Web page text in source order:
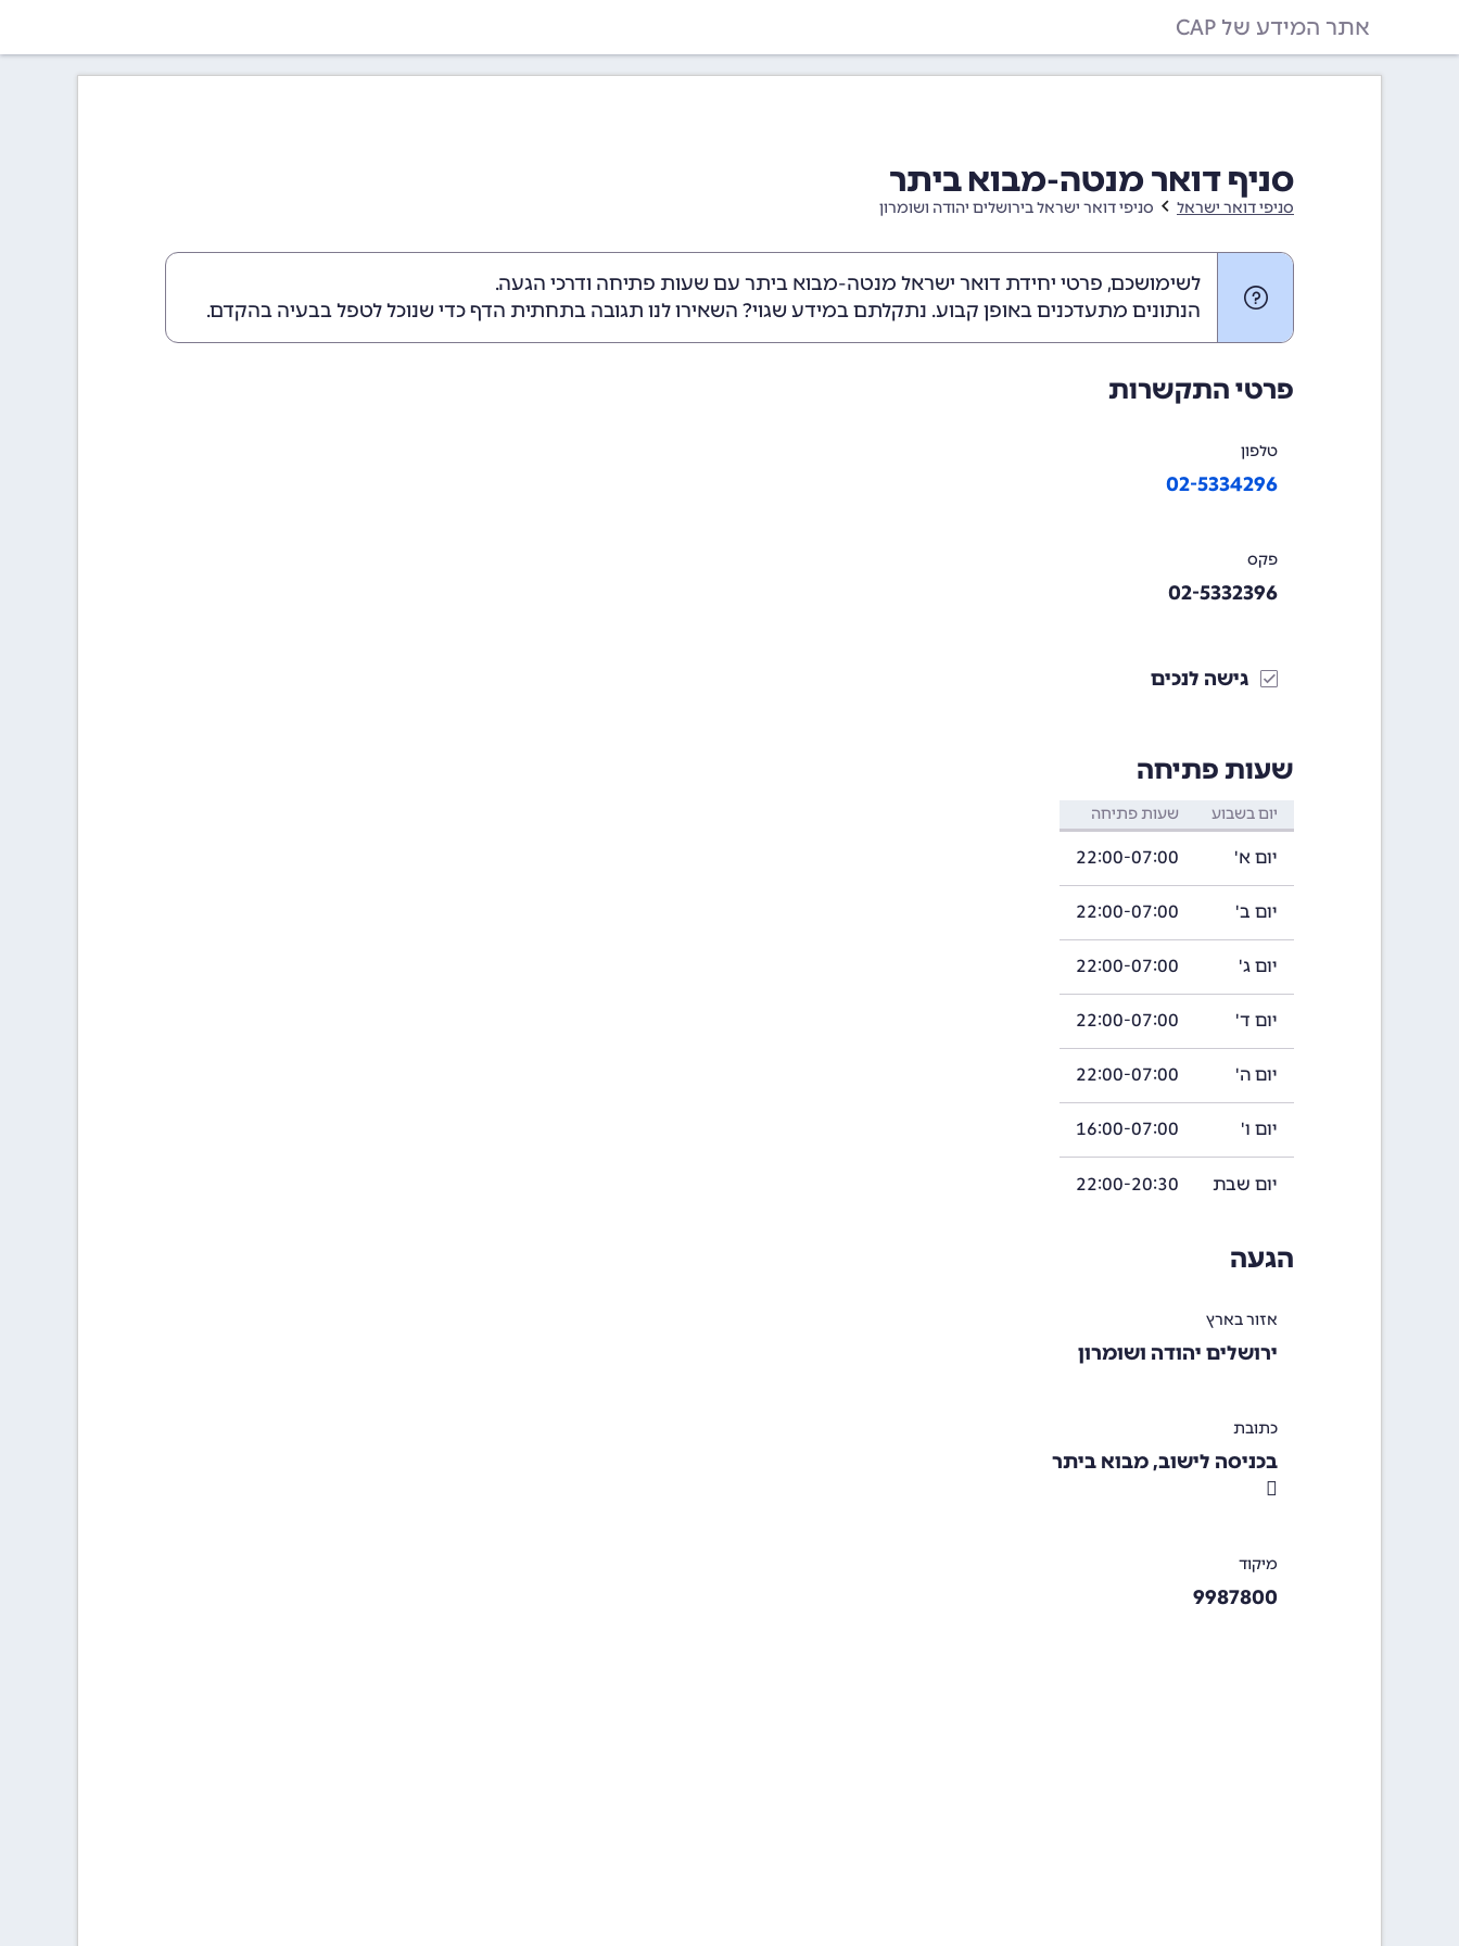
אתר המידע של CAP
סניף דואר מנטה-מבוא ביתר
סניפי דואר ישראל סניפי דואר ישראל בירושלים יהודה ושומרון
לשימושכם, פרטי יחידת דואר ישראל מנטה-מבוא ביתר עם שעות פתיחה ודרכי הגעה.
הנתונים מתעדכנים באופן קבוע. נתקלתם במידע שגוי? השאירו לנו תגובה בתחתית הדף כדי שנוכל לטפל בבעיה בהקדם.
פרטי התקשרות
טלפון
02-5334296
פקס
02-5332396
גישה לנכים
שעות פתיחה
יום בשבוע שעות פתיחה
יום א' 22:00-07:00
יום ב' 22:00-07:00
יום ג' 22:00-07:00
יום ד' 22:00-07:00
יום ה' 22:00-07:00
יום ו' 16:00-07:00
יום שבת 22:00-20:30
הגעה
אזור בארץ
ירושלים יהודה ושומרון
כתובת
בכניסה לישוב, מבוא ביתר
מיקוד
9987800